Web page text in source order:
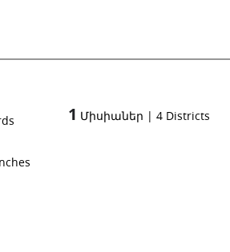
1 Միսիաներ | 4 Districts